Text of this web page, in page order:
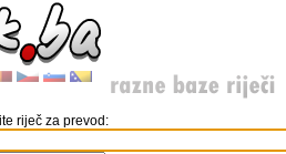
riječ za prevod: